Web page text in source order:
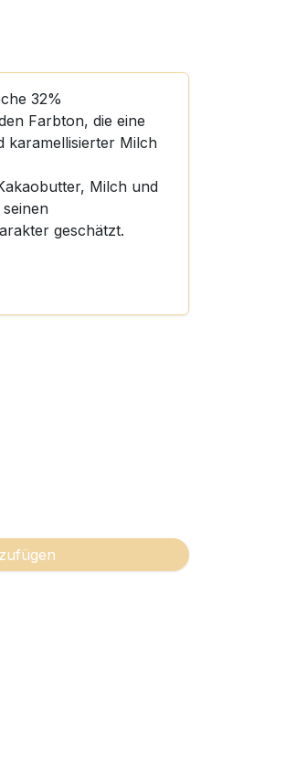
32%
Farbton, die eine
karamellisierter Milch
Milch und
geschätzt.